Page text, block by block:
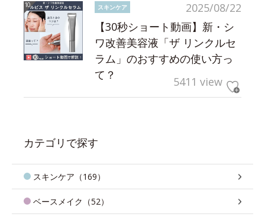
2025/08/22
スキンケア
【30秒ショート動画】新・シ
ワ改善美容液「ザ リンクルセ
ラム」のおすすめの使い方っ
て？
5411 view
カテゴリで探す
スキンケア（169）
ベースメイク（52）